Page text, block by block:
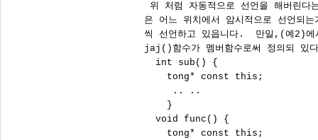
위 처럼 자동적으로 선언을 해버린
은 어느 위치에서 암시적으로 선언되
씩 선언하고 있읍니다.  만일,(예2)
jaj()함수가 멤버함수로써 정의되 있
  int sub() {
    tong* const this;
     .. ..
    }
  void func() {
    tong* const this;